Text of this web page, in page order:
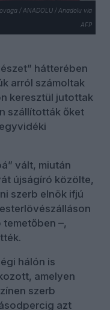
/ ANADOLU / Anadolu via
AFP
hátterében
arról számoltak
keresztül jutottak
szállították őket
vált, miután
újságíró közölte,
szerb elnök ifjú
­–,
hálón is
amelyen
szerb
azt